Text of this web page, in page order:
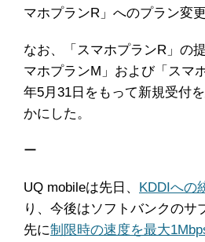
マホプランR」へのプラン変
なお、「スマホプランR」の
マホプランM」および「スマ
年5月31日をもって新規受付
かにした。
ー
UQ mobileは先日、 KDDIへの
り、今後はソフトバンクのサ
先に制限時の速度を最大